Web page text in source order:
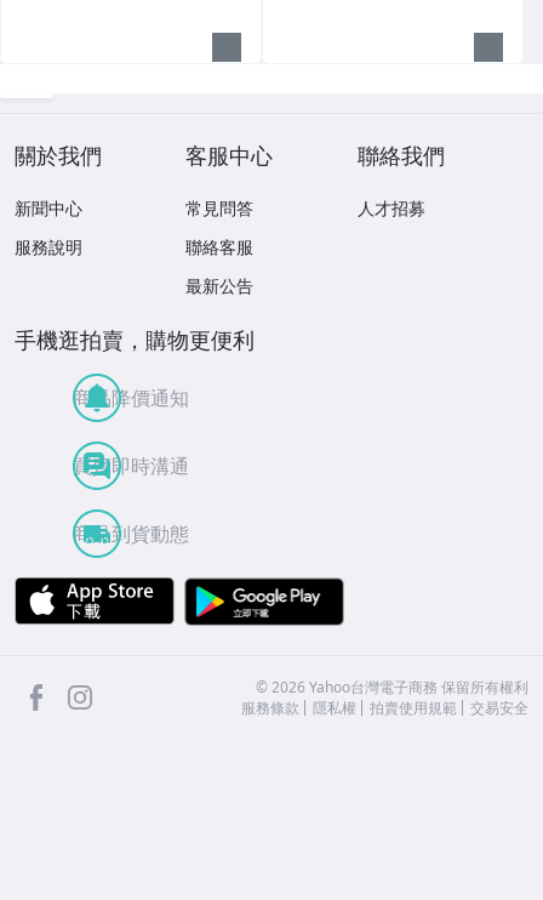
關於我們
新聞中心
服務說明
客服中心
常見問答
聯絡客服
最新公告
聯絡我們
人才招募
手機逛拍賣，購物更便利
商品降價通知
買賣即時溝通
商品到貨動態
APP Store
facebook ©2026 Yahoo台灣電子商務 保留所有權利
服務條款
隱私權 拍賣使用規範 交易安全